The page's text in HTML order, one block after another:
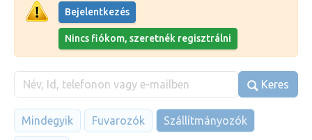
Bejelentkezés
Nincs fiókom, szeretnék regisztrálni
Keres
Mindegyik Fuvarozók Szállítmányozók